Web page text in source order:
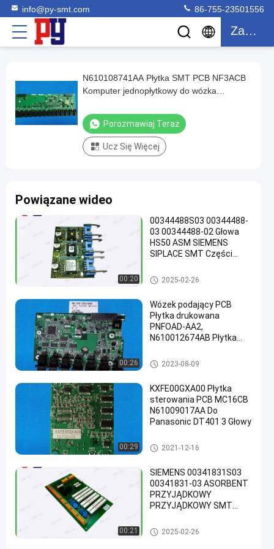
info@py-smt.com 86-755-23501556
Zacytować
N610108741AA
Płytka
SMT
do
wózka
podajnika
CM602
PCB
12-16
336
poglądy
Podział
#
uniwersalna
płytka
drukowana
ledowa
płytka
drukowana
#
Płytki
N610108741AA Płytka SMT PCB NF3ACB
Komputer jednopłytkowy do wózka
Porozmawiaj Teraz
Ucz Się Więcej
Powiązane wideo
00:20
00344488S03 00344488-
03 00344488-02 Głowa
HS50 ASM SIEMENS
SIPLACE SMT Części
Płytka SMT PCB
2025-02-26
00:26
Wózek podający PCB
Płytka drukowana
PNFOAD-AA2,
N610012674AB Płytka
Płytka SMT PCB
2023-08-09
00:29
KXFE00GXA00 Płytka
sterowania PCB MC16CB
N61009017AA Do
Panasonic DT401 3 Głowy
Płytka SMT PCB
2021-12-16
00:21
SIEMENS 00341831S03
00341831-03 ASORBENT
PRZYJĄDKOWY
PRZYJĄDKOWY SMT
Płytka SMT PCB
2025-02-26